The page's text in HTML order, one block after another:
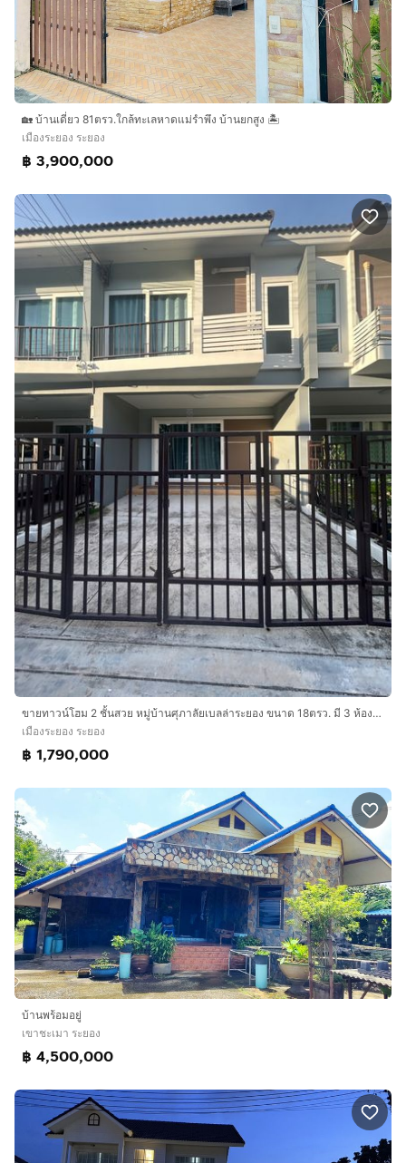
🏡 บ้านเดี่ยว 81ตรว.ใกล้ทะเลหาดแม่รำพึง บ้านยกสูง 🏝
เมืองระยอง ระยอง
฿ 3,900,000
ขายทาวน์โฮม 2 ชั้นสวย หมู่บ้านศุภาลัยเบลล่าระยอง ขนาด 18ตรว. มี 3 ห้องนอน 2 ห้องน้ำ และห้องโถ่ง อยู่ใกล้เซ็นทรัลระยองเพียง 3 กม. 5 น
เมืองระยอง ระยอง
฿ 1,790,000
บ้านพร้อมอยู่
เขาชะเมา ระยอง
฿ 4,500,000